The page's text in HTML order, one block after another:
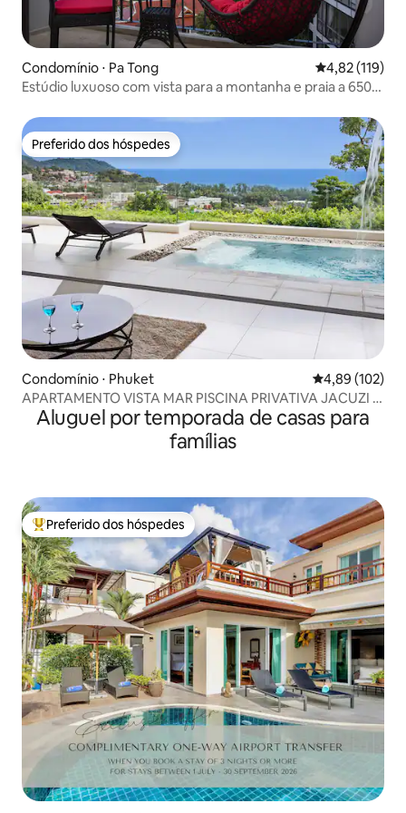
Condomínio ⋅ Pa Tong 4,82 de uma
4,82 (119)
Estúdio luxuoso com vista para a montanha e praia a 650
Preferido dos hóspedes
Preferido dos hóspedes
Condomínio ⋅ Phuket 4,89 de uma
4,89 (102)
APARTAMENTO VISTA MAR PISCINA PRIVATIVA JACUZI 3
QUARTOS 6/7 PESSOAS
Aluguel por temporada de casas para
famílias
Entre os melhores preferidos dos hóspedes
Preferido dos hóspedes